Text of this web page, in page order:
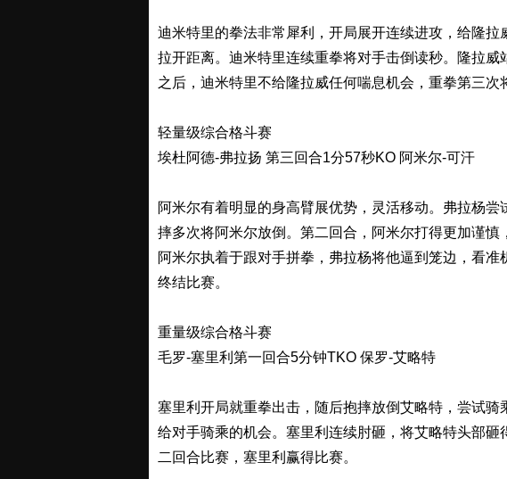
迪米特里的拳法非常犀利，开局展开连续进攻，给隆
拉开距离。迪米特里连续重拳将对手击倒读秒。隆拉
之后，迪米特里不给隆拉威任何喘息机会，重拳第三次
轻量级综合格斗赛
埃杜阿德-弗拉扬 第三回合1分57秒KO 阿米尔-可汗
阿米尔有着明显的身高臂展优势，灵活移动。弗拉杨
摔多次将阿米尔放倒。第二回合，阿米尔打得更加谨
阿米尔执着于跟对手拼拳，弗拉杨将他逼到笼边，看准
终结比赛。
重量级综合格斗赛
毛罗-塞里利第一回合5分钟TKO 保罗-艾略特
塞里利开局就重拳出击，随后抱摔放倒艾略特，尝试
给对手骑乘的机会。塞里利连续肘砸，将艾略特头部
二回合比赛，塞里利赢得比赛。